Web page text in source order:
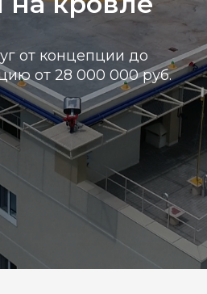
от концепции до
от 28 000 000 руб.